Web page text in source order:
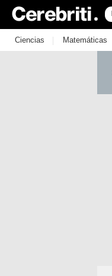
Ciencias | Matemáticas